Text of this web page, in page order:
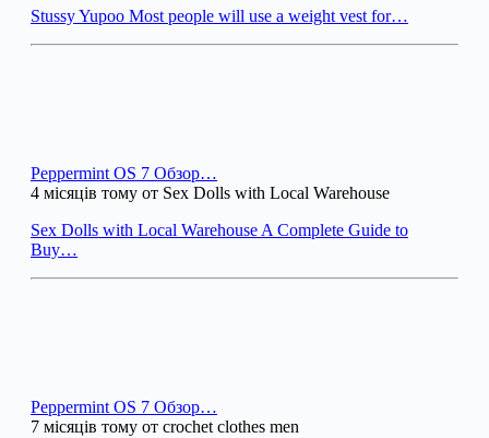
Stussy Yupoo Most people will use a weight vest for…
Peppermint OS 7 Обзор…
4 місяців тому от Sex Dolls with Local Warehouse
Sex Dolls with Local Warehouse A Complete Guide to
Buy…
Peppermint OS 7 Обзор…
7 місяців тому от crochet clothes men